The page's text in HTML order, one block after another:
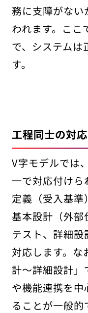
務に支障がな
われます。ここ
で、システムは
す。
工程同士の対
V字モデルでは
一で対応付けら
定義（受入基準
基本設計（外部
テスト、詳細
対応します。な
計〜詳細設計」
や機能連携を
ることが一般的